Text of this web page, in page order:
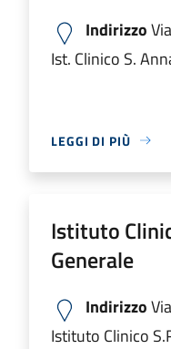
Indirizzo
Ist. Clinico S.
LEGGI DI PIÙ
Istituto
Generale
Indirizzo
Istituto Clinico